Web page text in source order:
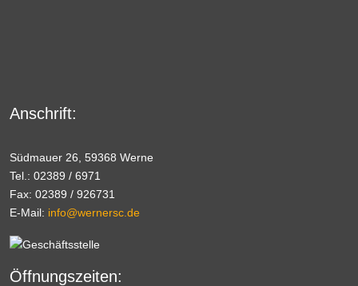
Anschrift:
Südmauer 26, 59368 Werne
Tel.: 02389 / 6971
Fax: 02389 / 926731
E-Mail: info@wernersc.de
Öffnungszeiten: